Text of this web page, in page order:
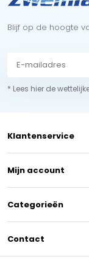
Blijf op de hoogte
* Lees hier de
Klantenservice
Mijn account
Categorieën
Contact